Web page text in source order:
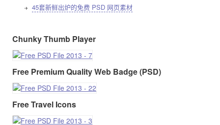
45套新鲜出炉的免费 PSD 网页素材
Chunky Thumb Player
Free Premium Quality Web Badge (PSD)
Free Travel Icons